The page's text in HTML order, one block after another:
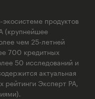
продуктов
(крупнейшее
чем 25-летней
700 кредитных
50 исследований и
актуальная
Эксперт РА,